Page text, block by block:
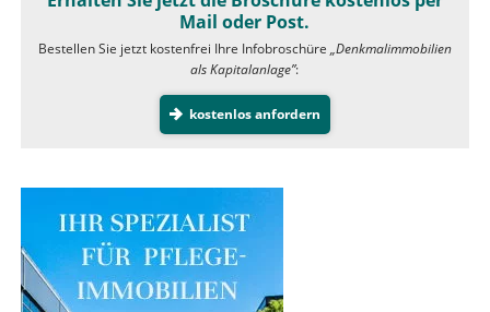
Mail oder Post.
Bestellen Sie jetzt kostenfrei Ihre Infobroschüre „Denkmalimmobilien
als Kapitalanlage”:
kostenlos anfordern